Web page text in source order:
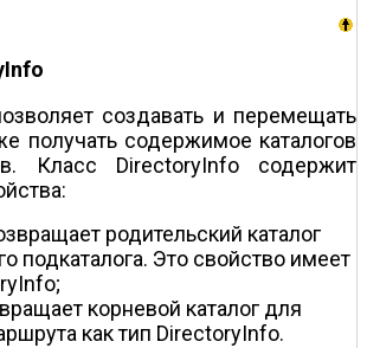
создавать и перемещать
получать содержимое каталогов
Класс DirectoryInfo содержит
родительский каталог
подкаталога. Это свойство имеет
корневой каталог для
как тип DirectoryInfo.